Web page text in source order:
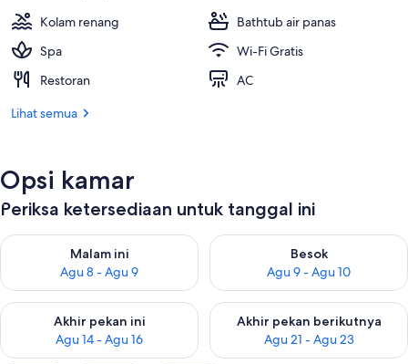
Kolam renang
Bathtub air panas
Spa
Wi-Fi Gratis
Restoran
AC
Lihat semua
Opsi kamar
Periksa ketersediaan untuk tanggal ini
Malam ini
Agu 8 - Agu 9
Periksa ketersediaan untuk malam ini Agu 8 - Agu 9
Besok
Agu 9 - Agu 10
Periksa ketersediaan untuk
Akhir pekan ini
Agu 14 - Agu 16
Periksa ketersediaan untuk akhir pekan ini Agu 14 - Agu 16
Akhir pekan berikutnya
Agu 21 - Agu 23
Periksa ketersediaan untuk